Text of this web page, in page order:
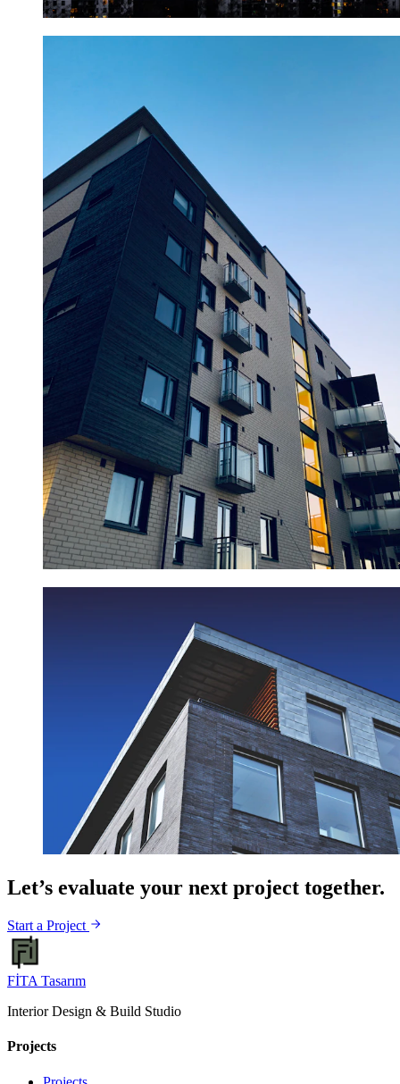
Let’s evaluate your next project together.
Start a Project
FİTA Tasarım
Interior Design & Build Studio
Projects